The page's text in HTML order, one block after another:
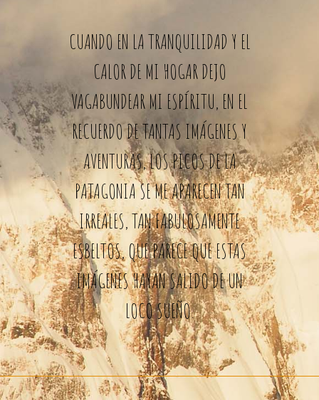
CUANDO EN LA TRANQUILIDAD Y EL
CALOR DE MI HOGAR DEJO
VAGABUNDEAR MI ESPÍRITU, EN EL
RECUERDO DE TANTAS IMÁGENES Y
AVENTURAS, LOS PICOS DE LA
PATAGONIA SE ME APARECEN TAN
IRREALES, TAN FABULOSAMENTE
ESBELTOS, QUE PARECE QUE ESTAS
IMÁGENES HAYAN SALIDO DE UN
LOCO SUEÑO.